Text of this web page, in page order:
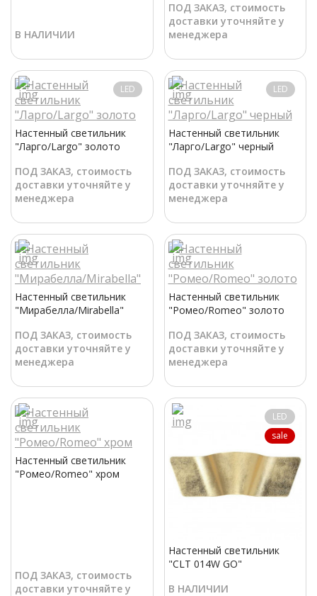
В НАЛИЧИИ
ПОД ЗАКАЗ, стоимость
доставки уточняйте у
менеджера
LED
Настенный светильник
"Ларго/Largo" золото
ПОД ЗАКАЗ, стоимость
доставки уточняйте у
менеджера
LED
Настенный светильник
"Ларго/Largo" черный
ПОД ЗАКАЗ, стоимость
доставки уточняйте у
менеджера
Настенный светильник
"Мирабелла/Mirabella"
ПОД ЗАКАЗ, стоимость
доставки уточняйте у
менеджера
Настенный светильник
"Ромео/Romeo" золото
ПОД ЗАКАЗ, стоимость
доставки уточняйте у
менеджера
Настенный светильник
"Ромео/Romeo" хром
ПОД ЗАКАЗ, стоимость
доставки уточняйте у
LED
sale
Настенный светильник
"СLT 014W GO"
В НАЛИЧИИ